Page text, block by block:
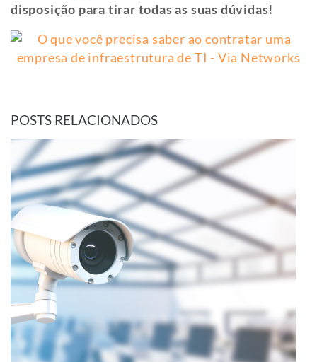
disposição para tirar todas as suas dúvidas!
POSTS RELACIONADOS